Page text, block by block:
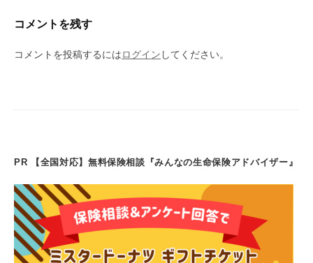
コメントを残す
コメントを投稿するには ログイン してください。
PR 【全国対応】無料保険相談『みんなの生命保険アドバイザー』